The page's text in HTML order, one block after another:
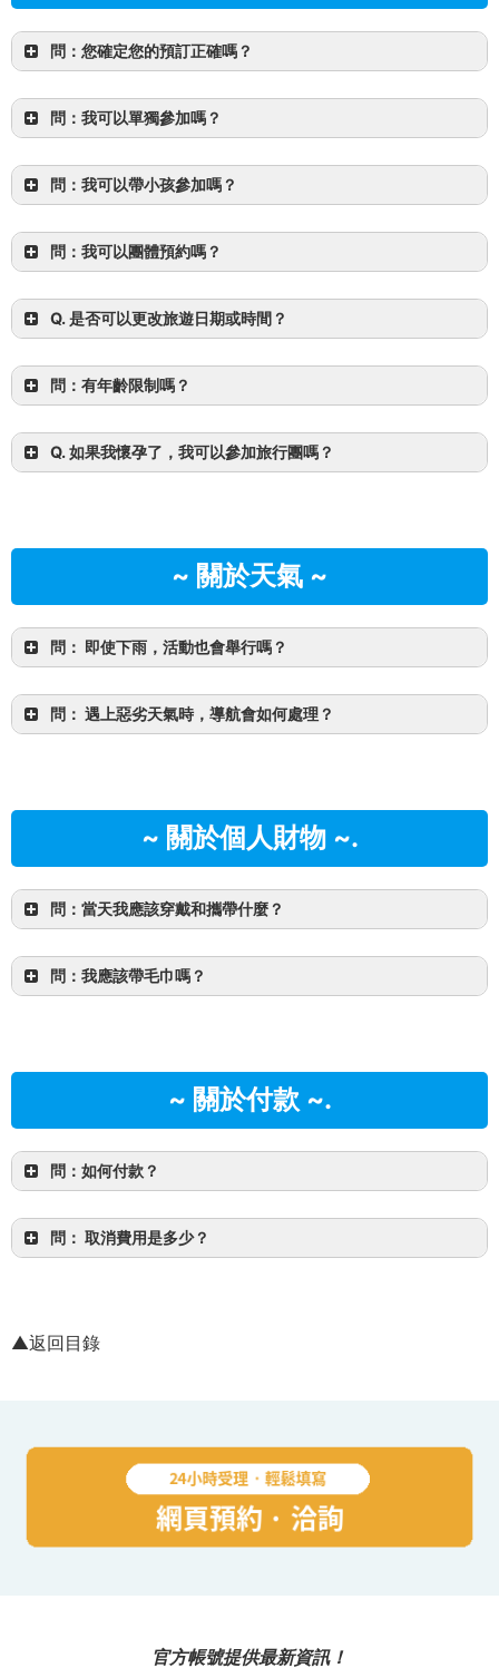
問：您確定您的預訂正確嗎？
如果您已收到預訂確
認電子郵件，您的預訂即告完成
問：我可以單獨參加嗎？
非常歡迎您。
如果未達到活動的容納量，則會取
消參觀。
問：我可以帶小孩參加嗎？
A.每個計劃都有年齡限制。
有多種套裝行程可供選擇，是兒童和家庭的理想選擇。
問：我可以團體預約嗎？
可能。
根據您的需求
和願望量身打造的計劃
Q. 是否可以更改旅遊日期或時間？
當然有可能。
*為了方便客戶。若取消而非變更請注意以下所述的取消
問：有年齡限制嗎？
答：請參閱個別旅遊頁面。
Q. 如果我懷孕了，我可以參加旅行團嗎？
~ 關於天氣 ~
問： 即使下雨，活動也會舉行嗎？
在安全的情況下，即使下雨也會進行導覽。
基本上，活動無論天晴下雨都會
導覽可能會取消。
如果旅
行取消，我們將與您聯繫。
問： 遇上惡劣天氣時，導航會如何處理？
~ 關於個人財物 ~.
問：當天我應該穿戴和攜帶什麼？
請事先穿戴好。您只需要攜帶三樣基本物品：飲
問：我應該帶毛巾嗎？
~ 關於付款 ~.
問：如何付款？
A.預付卡付款、或當天現金付款以下是一個範例。
問： 取消費用是多少？
擅自取消：團費的 100%
因不可抗力（如航班取消）而取消的，不收取取
▲返回目錄
官方帳號提供最新資訊！